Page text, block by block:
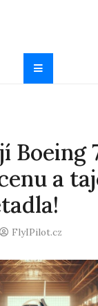
Boeing
a
FlyIPilot.cz